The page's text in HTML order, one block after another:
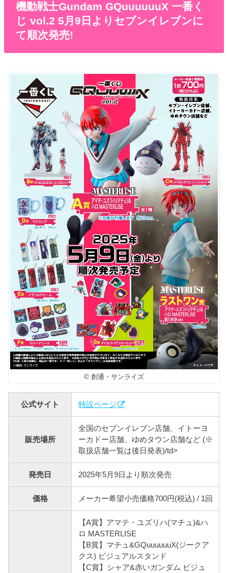
機動戦士Gundam GQuuuuuuX 一番く
じ vol.2 5月9日よりセブンイレブンに
て順次発売!
© 創通・サンライズ
公式サイト 特設ページ
販売場所
全国のセブンイレブン店舗、イトーヨ
ーカドー店舗、ゆめタウン店舗など (※
取扱店舗一覧は後日発表)/td>
発売日 2025年5月9日より順次発売
価格 メーカー希望小売価格700円(税込) / 1回
【A賞】アマテ・ユズリハ(マチュ)&ハ
ロ MASTERLISE
【B賞】マチュ&GQuuuuuuX(ジークア
クス) ビジュアルスタンド
【C賞】シャア&赤いガンダム ビジュ